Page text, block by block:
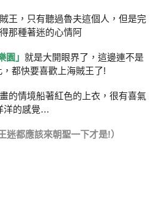
王，只有聽過魯夫這個人，但是完
那種著迷的心情阿
園」 就是大開眼界了，這邊連不是
都快要喜歡上海賊王了!
的情境船著紅色的上衣，很有喜氣
洋的感覺…
迷都應該來朝聖一下才是!）